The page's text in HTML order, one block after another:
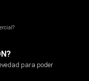
para poder